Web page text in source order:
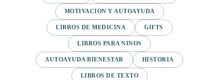
MOTIVACION Y AUTOAYUDA
LIBROS DE MEDICINA GIFTS
LIBROS PARA NINOS
AUTOAYUDA BIENESTAR HISTORIA
LIBROS DE TEXTO